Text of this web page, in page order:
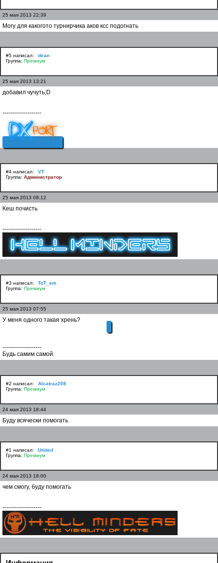
25 мая 2013 22:39
Могу для какогото турнирчика аков ксс подогнать
#5 написал:
dean
Группа: Премиум
25 мая 2013 13:21
добавил чучуть;D
--------------------
#4 написал:
VT
Группа: Администратор
25 мая 2013 08:12
Кеш почисть
--------------------
#3 написал:
ToT_em
Группа: Премиум
25 мая 2013 07:55
У меня одного такая хрень?
--------------------
Будь самим самой.
#2 написал:
Alcatraz208
Группа: Премиум
24 мая 2013 18:44
Буду всячески помогать
#1 написал:
United
Группа: Премиум
24 мая 2013 18:00
чем смогу, буду помогать
--------------------